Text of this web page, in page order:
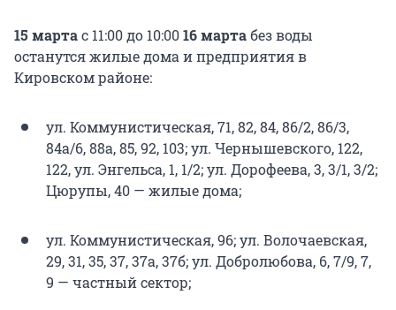
15 мартас 11:00 до 10:0016 мартабез воды
останутся жилые дома и предприятия в
Кировском районе:
ул. Коммунистическая, 71, 82, 84, 86/2, 86/3,
84а/6, 88а, 85, 92, 103; ул. Чернышевского, 122,
122, ул. Энгельса, 1, 1/2; ул. Дорофеева, 3, 3/1, 3/2;
Цюрупы, 40 — жилые дома;
ул. Коммунистическая, 96; ул. Волочаевская,
29, 31, 35, 37, 37а, 37б; ул. Добролюбова, 6, 7/9, 7,
9 — частный сектор;